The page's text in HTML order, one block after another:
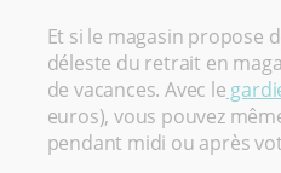
Et si le magasin propose
déleste du retrait en
de vacances. Avec le
euros), vous pouvez
pendant midi ou après